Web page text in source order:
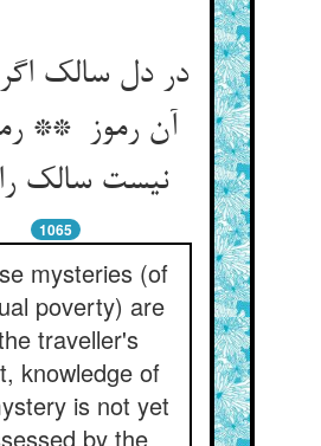
در دل سالک
آن رموز **
نیست سالک را هنوز
1065
mysteries (of
poverty) are
traveller's
knowledge of
is not yet
by the